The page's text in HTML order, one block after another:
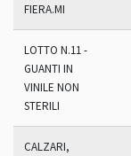
FIERA.MI
LOTTO N.11 -
GUANTI IN
VINILE NON
STERILI
CALZARI,